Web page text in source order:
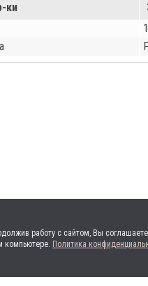
ки
работу с сайтом, Вы
компьютере. Политика